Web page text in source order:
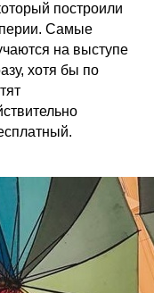
построили
Самые
на выступе
хотя бы по